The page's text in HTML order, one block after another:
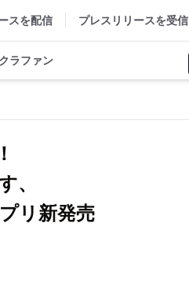
スを配信 プレスリリースを受信
クラファン
、
リ新発売